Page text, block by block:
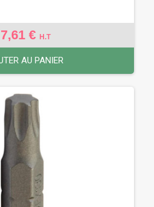
7,61 € H.T
AU PANIER